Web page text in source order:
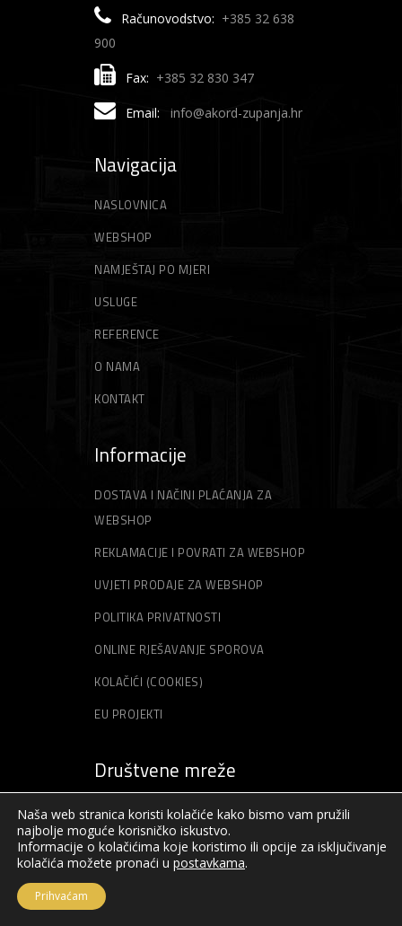
Računovodstvo: +385 32 638
900
Fax: +385 32 830 347
Email: info@akord-zupanja.hr
Navigacija
NASLOVNICA
WEBSHOP
NAMJEŠTAJ PO MJERI
USLUGE
REFERENCE
O NAMA
KONTAKT
Informacije
DOSTAVA I NAČINI PLAĆANJA ZA
WEBSHOP
REKLAMACIJE I POVRATI ZA WEBSHOP
UVJETI PRODAJE ZA WEBSHOP
POLITIKA PRIVATNOSTI
ONLINE RJEŠAVANJE SPOROVA
KOLAČIĆI (COOKIES)
EU PROJEKTI
Društvene mreže
© Sva prava pridržana – Akord – 2019
Naša web stranica koristi kolačiće kako bismo vam pružili
najbolje moguće korisničko iskustvo.
Informacije o kolačićima koje koristimo ili opcije za isključivanje
kolačića možete pronaći u postavkama.
Prihvaćam